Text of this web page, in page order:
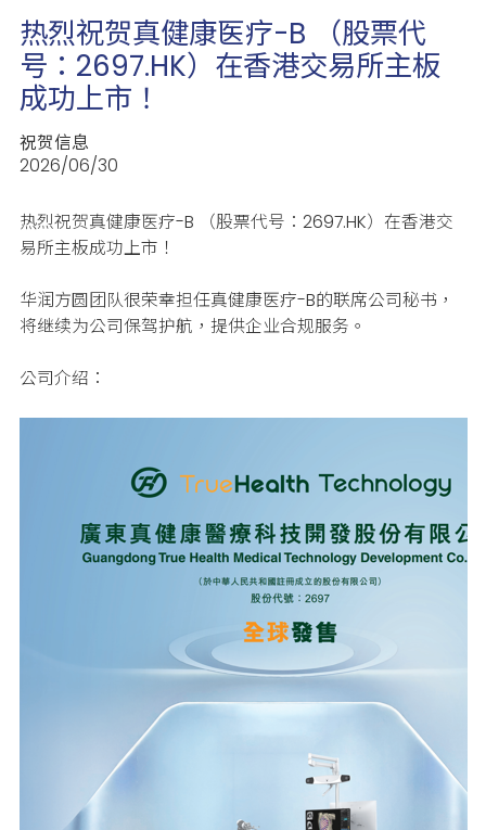
热烈祝贺真健康医疗-B （股票代
号：2697.HK）在香港交易所主板
成功上市！
祝贺信息
2026/06/30
热烈祝贺真健康医疗-B
（股票代号：2697.HK）在香港交
易所主板成功上市！
华润方圆团队很荣幸担任真健康医疗-B的联席公司秘书，
将继续为公司保驾护航，提供企业合规服务。
公司介绍：